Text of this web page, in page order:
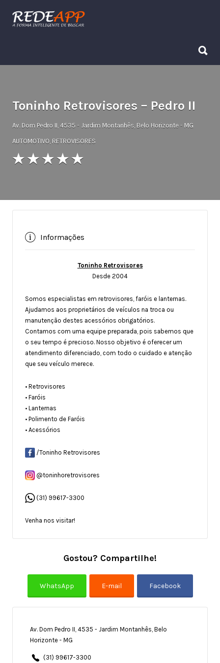
Procurar:
Toninho Retrovisores – Pedro II
Av. Dom Pedro II, 4535 - Jardim Montanhês, Belo Horizonte - MG
AUTOMOTIVO, RETROVISORES
Informações
Toninho Retrovisores
Desde 2004
Somos especialistas em retrovisores, faróis e lanternas.
Ajudamos aos proprietários de veículos na troca ou
manutenção destes acessórios obrigatórios.
Contamos com uma equipe preparada, pois sabemos que
o seu tempo é precioso. Nosso objetivo é oferecer um
atendimento diferenciado, com todo o cuidado e atenção
que seu veículo merece.
• Retrovisores
• Faróis
• Lanternas
• Polimento de Faróis
• Acessórios
/Toninho Retrovisores
@toninhoretrovisores
(31) 99617-3300
Venha nos visitar!
Gostou? Compartilhe!
Av. Dom Pedro II, 4535 - Jardim Montanhês, Belo
Horizonte - MG
(31) 99617-3300